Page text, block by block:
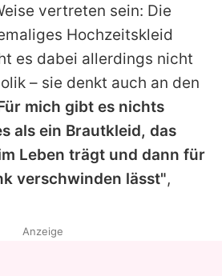
vertreten sein: Die
Hochzeitskleid
es dabei allerdings nicht
– sie denkt auch an den
mich gibt es nichts
als ein Brautkleid, das
Leben trägt und dann für
verschwinden lässt",
Anzeige